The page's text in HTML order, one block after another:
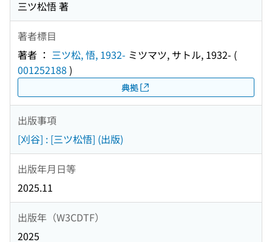
三ツ松悟 著
著者標目
著者 ： 三ツ松, 悟, 1932- ミツマツ, サトル, 1932- (
001252188 )
典拠
出版事項
[刈谷] : [三ツ松悟] (出版)
出版年月日等
2025.11
出版年（W3CDTF）
2025